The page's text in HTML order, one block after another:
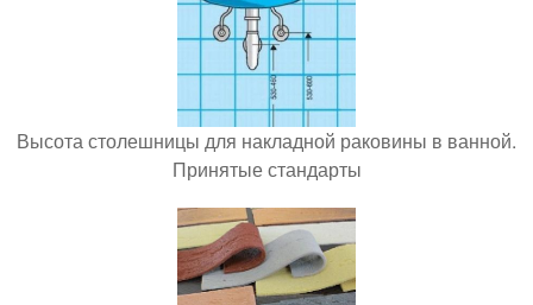
Высота столешницы для накладной раковины в ванной.
Принятые стандарты